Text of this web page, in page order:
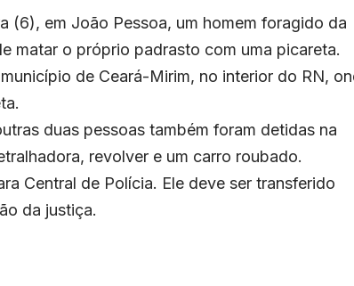
(6), em João Pessoa, um homem foragido da
matar o próprio padrasto com uma picareta.
de Ceará-Mirim, no interior do RN,
duas pessoas também foram detidas na
revolver e um carro roubado.
Central de Polícia. Ele deve ser transferido
da justiça.